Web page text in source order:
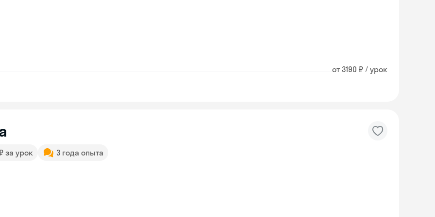
от 3190 ₽ / урок
за урок 3 года опыта